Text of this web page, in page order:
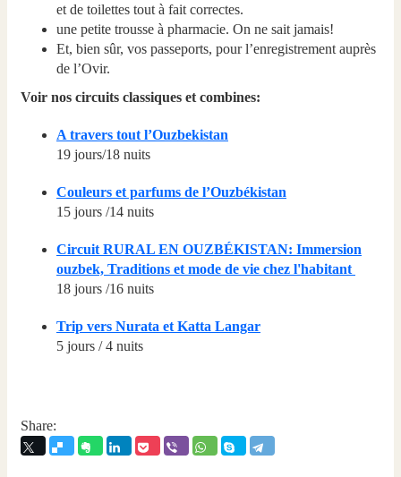
et de toilettes tout à fait correctes.
une petite trousse à pharmacie. On ne sait jamais!
Et, bien sûr, vos passeports, pour l’enregistrement auprès
de l’Ovir.
Voir nos circuits classiques et combines:
A travers tout l’Ouzbekistan
19 jours/18 nuits
Couleurs et parfums de l’Ouzbékistan
15 jours /14 nuits
Сircuit RURAL EN OUZBÉKISTAN: Immersion
ouzbek, Traditions et mode de vie chez l'habitant
18 jours /16 nuits
Trip vers Nurata et Katta Langar
5 jours / 4 nuits
Share: